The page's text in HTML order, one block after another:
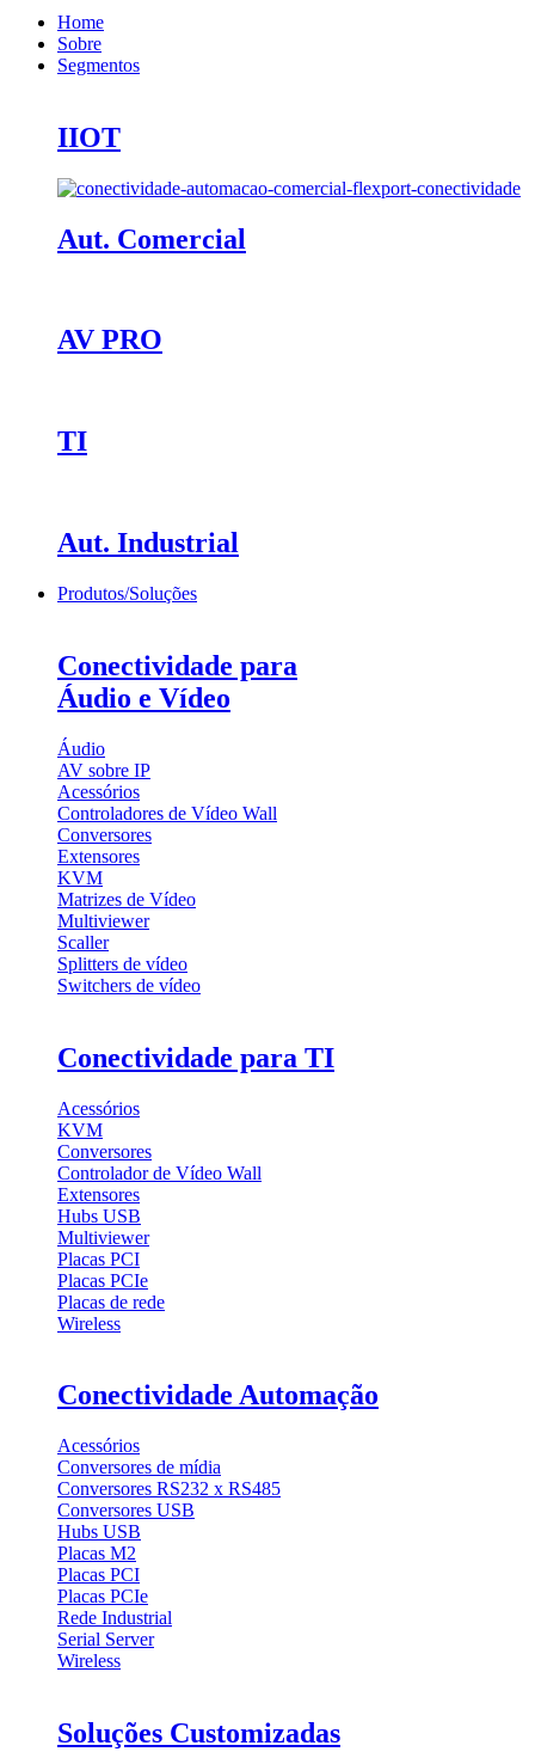
Home
Sobre
Segmentos
IIOT
Aut. Comercial
AV PRO
TI
Aut. Industrial
Produtos/Soluções
Conectividade para
Áudio e Vídeo
Áudio
AV sobre IP
Acessórios
Controladores de Vídeo Wall
Conversores
Extensores
KVM
Matrizes de Vídeo
Multiviewer
Scaller
Splitters de vídeo
Switchers de vídeo
Conectividade para TI
Acessórios
KVM
Conversores
Controlador de Vídeo Wall
Extensores
Hubs USB
Multiviewer
Placas PCI
Placas PCIe
Placas de rede
Wireless
Conectividade Automação
Acessórios
Conversores de mídia
Conversores RS232 x RS485
Conversores USB
Hubs USB
Placas M2
Placas PCI
Placas PCIe
Rede Industrial
Serial Server
Wireless
Soluções Customizadas